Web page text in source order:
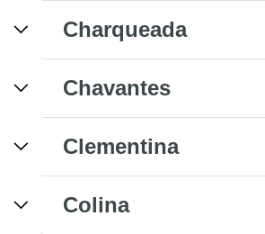
Charqueada
Chavantes
Clementina
Colina